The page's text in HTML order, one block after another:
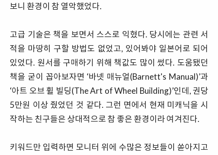
보니 환경이 참 열악했었다.
고급 기술은 책을 보면서 스스로 익혔다. 당시에는 관련 서
적을 마땅히 구할 방법도 없었고, 있어봐야 일본어로 되어
있었다. 원서를 구매하기 위해 책값도 많이 썼다. 도움됐던
책을 굳이 꼽아보자면 ‘바넷 매뉴얼(Barnett's Manual)’과
‘아트 오브 휠 빌딩(The Art of Wheel Building)’인데, 권당
5만원 이상 줬었던 것 같다. 그런 면에서 현재 미캐닉을 시
작하는 친구들은 상대적으로 참 좋은 환경이라 여겨진다.
키워드만 입력하면 모니터 위에 수많은 정보들이 쏟아지고